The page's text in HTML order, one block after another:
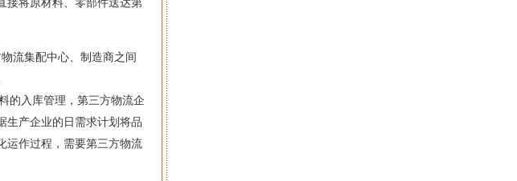
接将原材料、零部件送达第
流集配中心、制造商之间
入库管理，第三方物流企
生产企业的日需求计划将品
运作过程，需要第三方物流